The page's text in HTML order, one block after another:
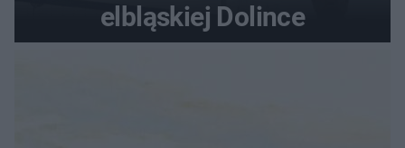
elbląskiej Dolince